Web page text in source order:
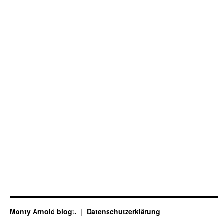
Monty Arnold blogt. Datenschutz­erklärung